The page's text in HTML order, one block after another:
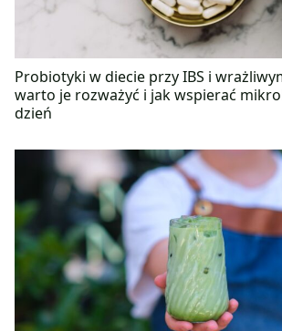
Probiotyki w diecie przy IBS i
warto je rozważyć i jak wspierać
dzień